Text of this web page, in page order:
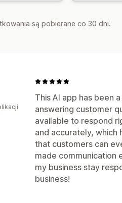
są pobierane co 30 dni.
This AI app has been
answering customer
available to respond
and accurately, which
that customers can
made communication
my business stay
business!